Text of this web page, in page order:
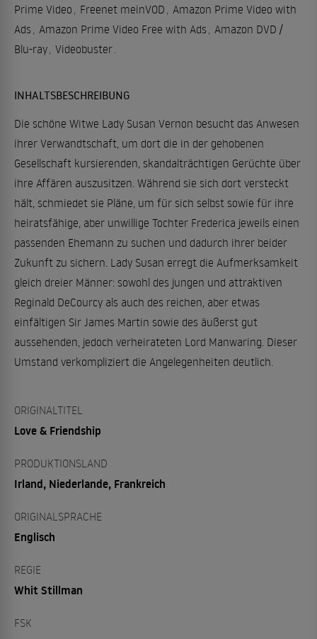
Prime Video , Freenet meinVOD , Amazon Prime Video with
Ads, Amazon Prime Video Free with Ads, Amazon DVD /
Blu-ray, Videobuster.
INHALTSBESCHREIBUNG
Die schöne Witwe Lady Susan Vernon besucht das Anwesen
ihrer Verwandtschaft, um dort die in der gehobenen
Gesellschaft kursierenden, skandalträchtigen Gerüchte über
ihre Affären auszusitzen. Während sie sich dort versteckt
hält, schmiedet sie Pläne, um für sich selbst sowie für ihre
heiratsfähige, aber unwillige Tochter Frederica jeweils einen
passenden Ehemann zu suchen und dadurch ihrer beider
Zukunft zu sichern. Lady Susan erregt die Aufmerksamkeit
gleich dreier Männer: sowohl des jungen und attraktiven
Reginald DeCourcy als auch des reichen, aber etwas
einfältigen Sir James Martin sowie des äußerst gut
aussehenden, jedoch verheirateten Lord Manwaring. Dieser
Umstand verkompliziert die Angelegenheiten deutlich.
ORIGINALTITEL
Love & Friendship
PRODUKTIONSLAND
Irland, Niederlande, Frankreich
ORIGINALSPRACHE
Englisch
REGIE
Whit Stillman
FSK